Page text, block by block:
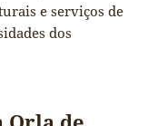
e serviços de
dos